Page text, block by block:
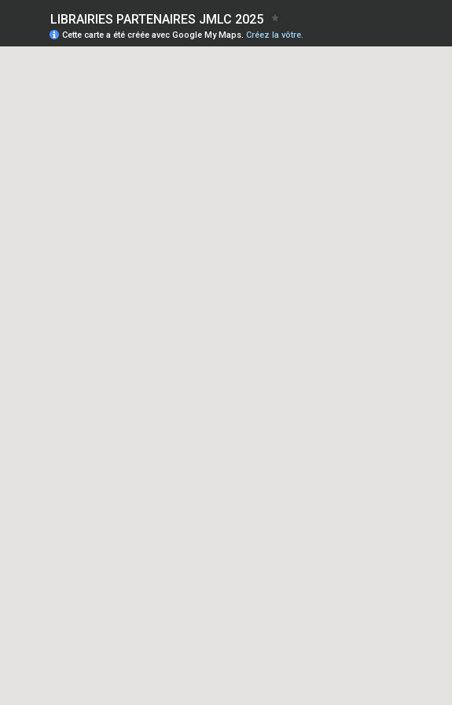
LIBRAIRIES PARTENAIRES JMLC 2025
Cette carte a été créée avec Google My Maps. Créez la vôtre.